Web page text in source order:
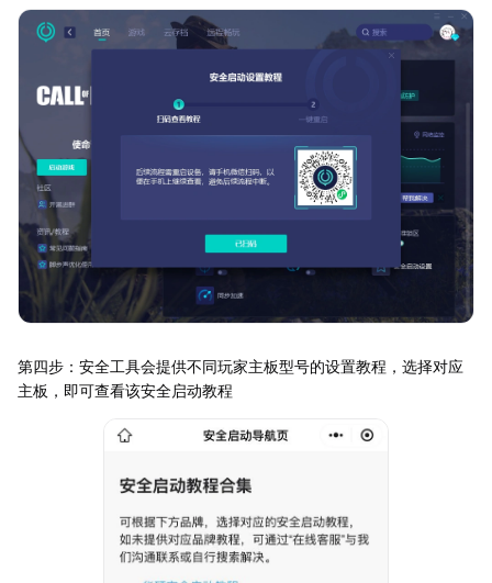
第四步：安全工具会提供不同玩家主板型号的设置教程，选择对应
主板，即可查看该安全启动教程